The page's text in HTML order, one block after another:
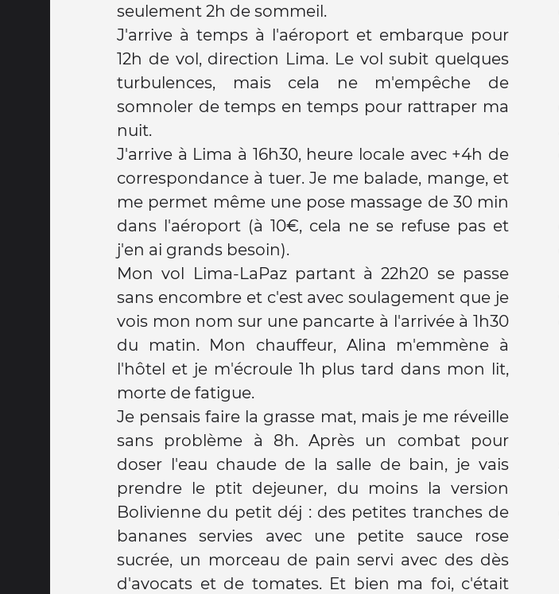
seulement 2h de sommeil.
J'arrive à temps à l'aéroport et embarque pour
12h de vol, direction Lima. Le vol subit quelques
turbulences, mais cela ne m'empêche de
somnoler de temps en temps pour rattraper ma
nuit.
J'arrive à Lima à 16h30, heure locale avec +4h de
correspondance à tuer. Je me balade, mange, et
me permet même une pose massage de 30 min
dans l'aéroport (à 10€, cela ne se refuse pas et
j'en ai grands besoin).
Mon vol Lima-LaPaz partant à 22h20 se passe
sans encombre et c'est avec soulagement que je
vois mon nom sur une pancarte à l'arrivée à 1h30
du matin. Mon chauffeur, Alina m'emmène à
l'hôtel et je m'écroule 1h plus tard dans mon lit,
morte de fatigue.
Je pensais faire la grasse mat, mais je me réveille
sans problème à 8h. Après un combat pour
doser l'eau chaude de la salle de bain, je vais
prendre le ptit dejeuner, du moins la version
Bolivienne du petit déj : des petites tranches de
bananes servies avec une petite sauce rose
sucrée, un morceau de pain servi avec des dès
d'avocats et de tomates. Et bien ma foi, c'était